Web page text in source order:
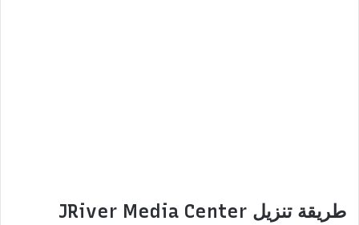
طريقة تنزيل JRiver Media Center